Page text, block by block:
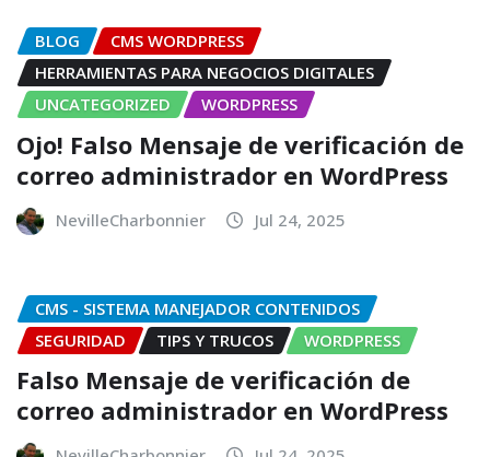
BLOG
CMS WORDPRESS
HERRAMIENTAS PARA NEGOCIOS DIGITALES
UNCATEGORIZED
WORDPRESS
Ojo! Falso Mensaje de verificación de
correo administrador en WordPress
NevilleCharbonnier Jul 24, 2025
CMS - SISTEMA MANEJADOR CONTENIDOS
SEGURIDAD
TIPS Y TRUCOS WORDPRESS
Falso Mensaje de verificación de
correo administrador en WordPress